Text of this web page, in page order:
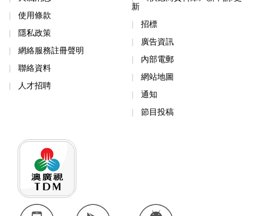
使用條款
隱私政策
網絡服務註冊聲明
聯絡資料
人才招聘
新
招標
廣告資訊
內部電郵
網站地圖
通知
節目投稿